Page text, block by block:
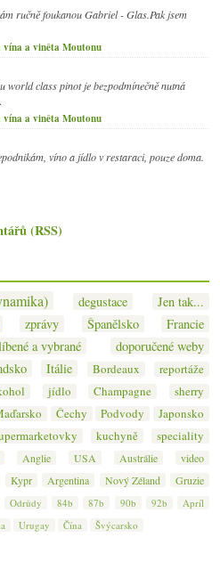
ručně foukanou Gabriel - Glas.Pak jsem
vína a viněta Moutonu
world class pinot je bezpodmínečně nutná
vína a viněta Moutonu
víno a jídlo v restaraci, pouze doma.
(RSS)
degustace
Jen tak...
zprávy Španělsko
Francie
a vybrané
doporučené weby
Itálie Bordeaux
reportáže
jídlo Champagne
sherry
Čechy Podvody
Japonsko
kuchyně
speciality
Anglie USA Austrálie
video
Kypr Argentina Nový Zéland
Gruzie
Odrůdy 84b 87b 90b 92b
Apríl
Urugay Čína Švýcarsko